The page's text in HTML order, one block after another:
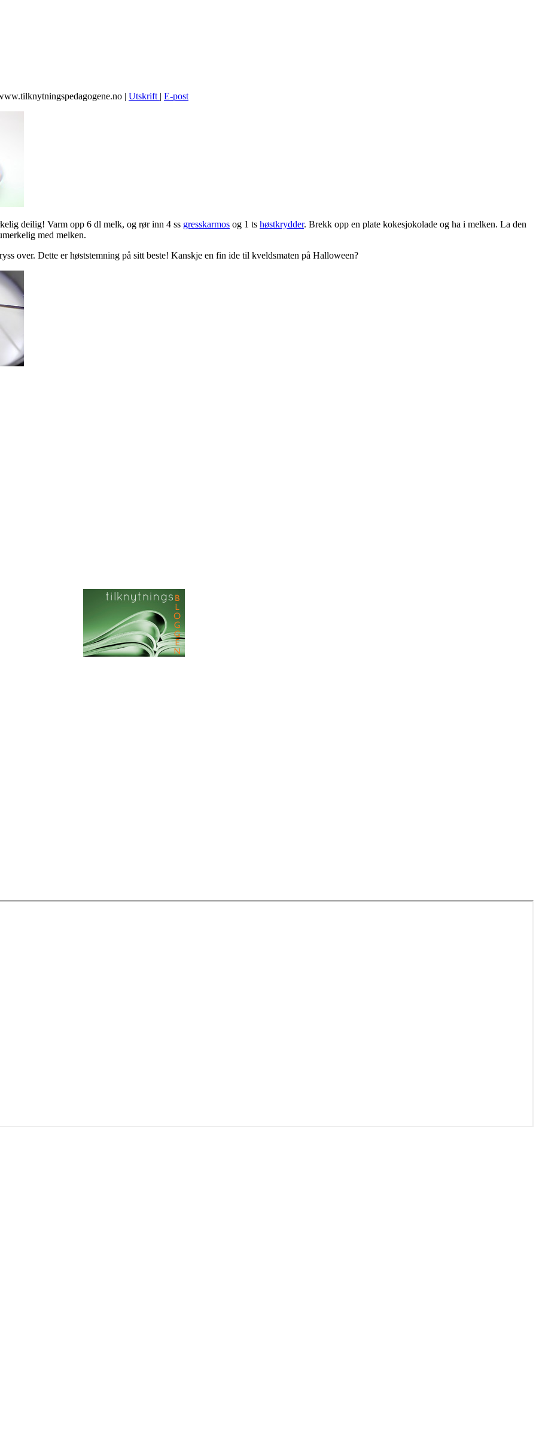
| Utskrift | E-post
deilig! Varm opp 6 dl melk, og rør inn 4 ss gresskarmos og 1 ts høstkrydder. Brekk opp en plate kokesjokolade og ha i melken. La den
med melken.
over. Dette er høststemning på sitt beste! Kanskje en fin ide til kveldsmaten på Halloween?